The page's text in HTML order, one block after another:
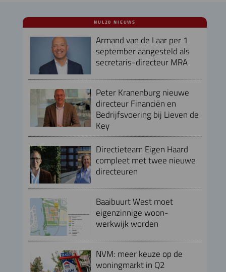
NUL20 NIEUWS
Armand van de Laar per 1
september aangesteld als
secretaris-directeur MRA
Peter Kranenburg nieuwe
directeur Financiën en
Bedrijfsvoering bij Lieven de
Key
Directieteam Eigen Haard
compleet met twee nieuwe
directeuren
Baaibuurt West moet
eigenzinnige woon-
werkwijk worden
NVM: meer keuze op de
woningmarkt in Q2